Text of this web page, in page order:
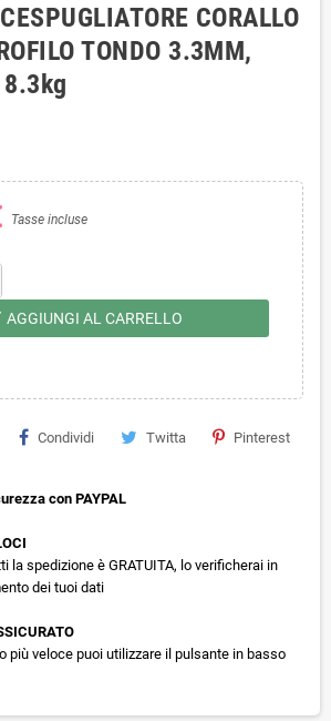
CORALLO
TONDO 3.3MM,
Tasse incluse
AGGIUNGI AL CARRELLO
Condividi Twitta Pinterest
con PAYPAL
la spedizione è GRATUITA, lo verificherai in
dei tuoi dati
più veloce puoi utilizzare il pulsante in basso